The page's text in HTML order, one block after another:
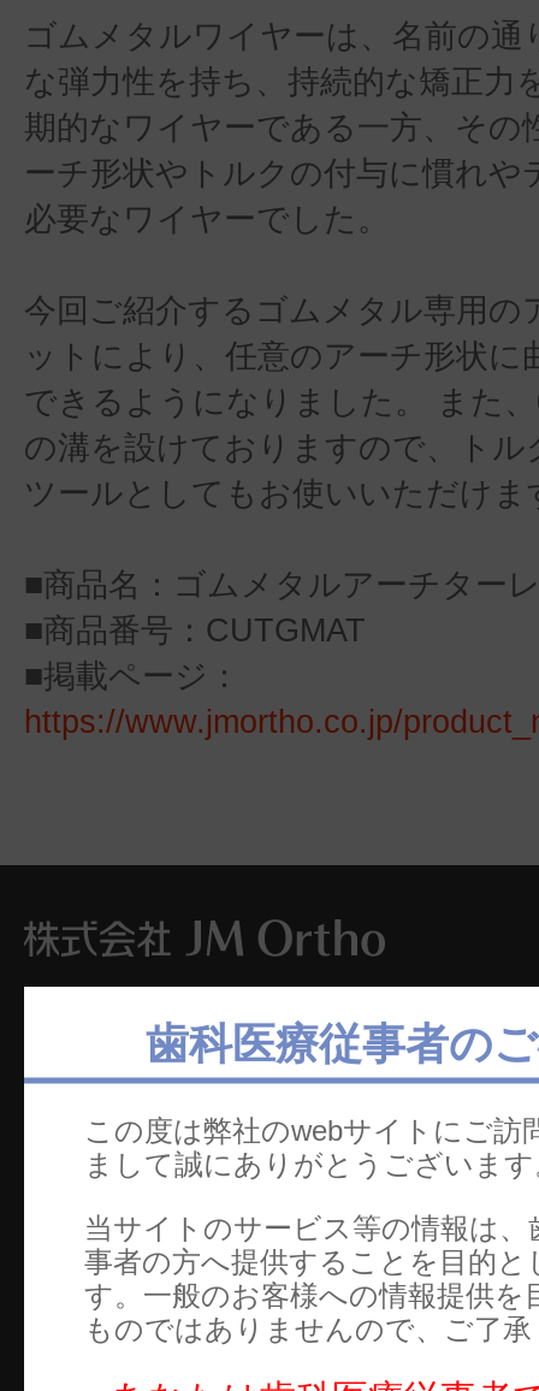
歯科医療従事者の
この度は弊社のwebサイトにご訪
まして誠にありがとうございま
当サイトのサービス等の情報は、
事者の方へ提供することを目的と
す。一般のお客様への情報提供を
ものではありませんので、ご了
ゴムメタルワイヤーは、名前の通
な弾力性を持ち、持続的な矯正力
期的なワイヤーである一方、その
ーチ形状やトルクの付与に慣れや
必要なワイヤーでした。
今回ご紹介するゴムメタル専用の
ットにより、任意のアーチ形状に
できるようになりました。 また、
の溝を設けておりますので、トル
ツールとしてもお使いいただけま
■商品名：ゴムメタルアーチター
■商品番号：CUTGMAT
■掲載ページ：
https://www.jmortho.co.jp/
製
セ
電
お
ご
〒101-0062
御茶ノ水杏雲ビル14F
TEL：03-5281-4711
FAX：03-5281-4716